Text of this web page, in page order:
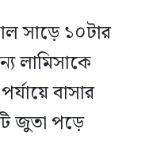
সাড়ে ১০টার
লামিসাকে
বাসার
জুতা পড়ে